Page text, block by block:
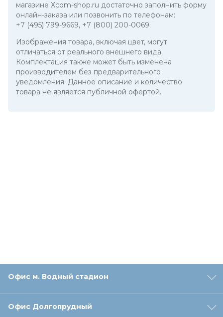
магазине Xcom-shop.ru достаточно заполнить форму
онлайн-заказа или позвонить по телефонам:
+7 (495) 799-9669, +7 (800) 200-0069.
Изображения товара, включая цвет, могут
отличаться от реального внешнего вида.
Комплектация также может быть изменена
производителем без предварительного
уведомления. Данное описание и количество
товара не является публичной офертой.
Офис м. Водный стадион
Офис Долгопрудный